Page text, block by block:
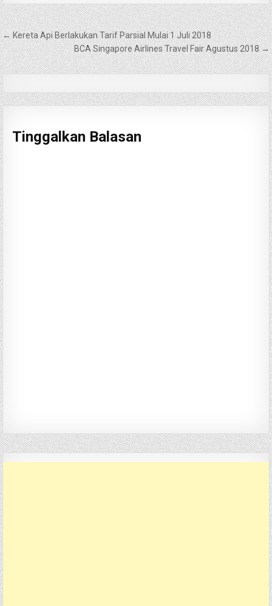
Navigasi
pos
← Kereta Api Berlakukan Tarif Parsial Mulai 1 Juli 2018
BCA Singapore Airlines Travel Fair Agustus 2018 →
Tinggalkan Balasan